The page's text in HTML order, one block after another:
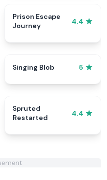
Prison Escape
Journey
4.4
Singing Blob 5
Spruted
Restarted
4.4